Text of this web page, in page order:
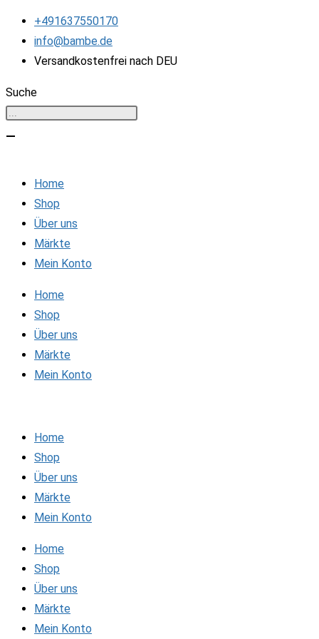
Zum
Inhalt
springen
+491637550170
info@bambe.de
Versandkostenfrei nach DEU
Suche
Home
Shop
Über uns
Märkte
Mein Konto
Home
Shop
Über uns
Märkte
Mein Konto
Home
Shop
Über uns
Märkte
Mein Konto
Home
Shop
Über uns
Märkte
Mein Konto